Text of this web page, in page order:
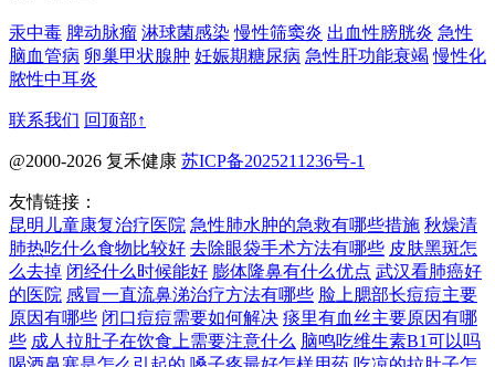
汞中毒 脾动脉瘤 淋球菌感染 慢性筛窦炎 出血性膀胱炎 急性
脑血管病 卵巢甲状腺肿 妊娠期糖尿病 急性肝功能衰竭 慢性化
脓性中耳炎
联系我们 回顶部↑
@2000-2026 复禾健康 苏ICP备2025211236号-1
友情链接：
昆明儿童康复治疗医院 急性肺水肿的急救有哪些措施 秋燥清
肺热吃什么食物比较好 去除眼袋手术方法有哪些 皮肤黑斑怎
么去掉 闭经什么时候能好 膨体隆鼻有什么优点 武汉看肺癌好
的医院 感冒一直流鼻涕治疗方法有哪些 脸上腮部长痘痘主要
原因有哪些 闭口痘痘需要如何解决 痰里有血丝主要原因有哪
些 成人拉肚子在饮食上需要注意什么 脑鸣吃维生素B1可以吗